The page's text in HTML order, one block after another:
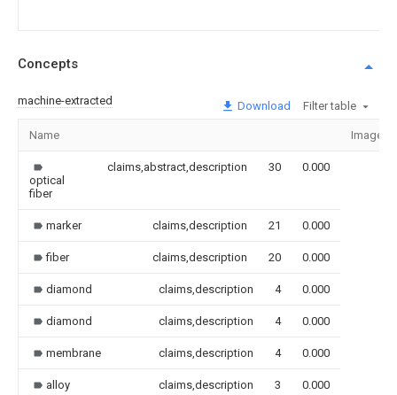
Concepts
machine-extracted Download Filter table
Name Image
optical
fiber
claims,abstract,description 30 0.000
marker claims,description 21 0.000
fiber claims,description 20 0.000
diamond claims,description 4 0.000
diamond claims,description 4 0.000
membrane claims,description 4 0.000
alloy claims,description 3 0.000